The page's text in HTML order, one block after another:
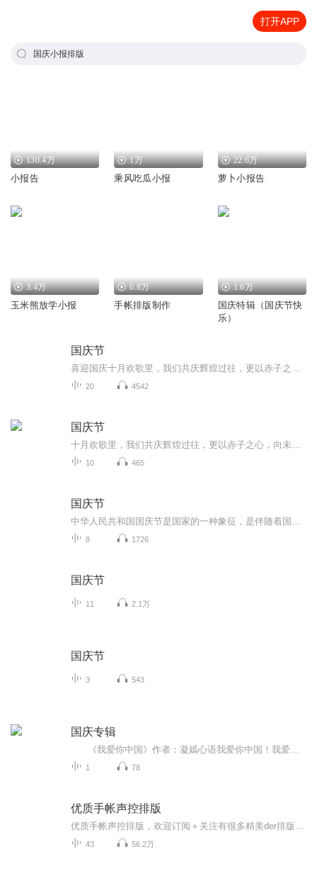
打开APP
国庆小报排版
130.4万
小报告
1万
乘风吃瓜小报
22.6万
萝卜小报告
3.4万
玉米熊放学小报
6.8万
手帐排版制作
1.6万
国庆特辑（国庆节快
乐）
国庆节
20 4542
国庆节
10 465
国庆节
8 1726
国庆节
11 2.1万
国庆节
3 543
国庆专辑
1 78
优质手帐声控排版
43 56.2万